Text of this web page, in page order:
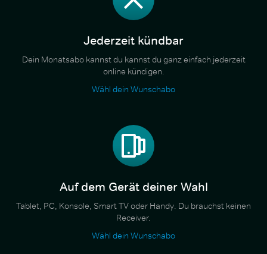
Jederzeit kündbar
Dein Monatsabo kannst du kannst du ganz einfach jederzeit
online kündigen.
Wähl dein Wunschabo
Auf dem Gerät deiner Wahl
Tablet, PC, Konsole, Smart TV oder Handy. Du brauchst keinen
Receiver.
Wähl dein Wunschabo